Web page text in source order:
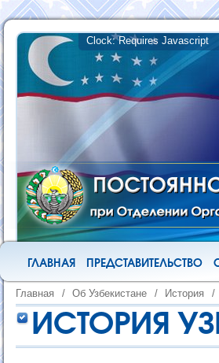
ГЛАВНАЯ ПРЕДСТАВИТЕЛЬСТВО
Главная / Об Узбекистане / История /
ИСТОРИЯ